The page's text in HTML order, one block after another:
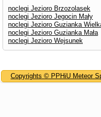
noclegi Jezioro Brzozolasek
noclegi Jezioro Jegocin Mały
noclegi Jezioro Guzianka
noclegi Jezioro Guzianka Mała
noclegi Jezioro Wejsunek
Copyrights © PPHiU Meteor